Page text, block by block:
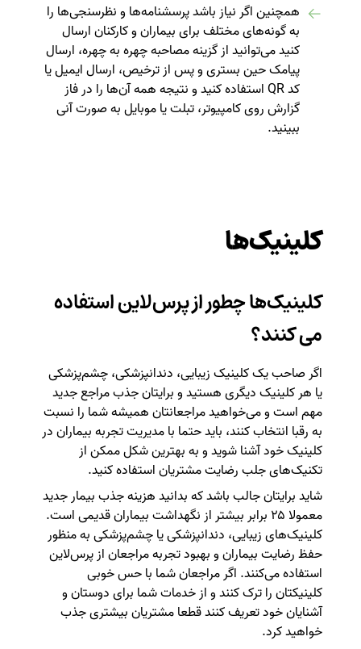
همچنین اگر نیاز باشد پرسشنامه‌ها و نظرسنجی‌ها را
به گونه‌های مختلف برای بیماران و کارکنان ارسال
کنید می‌توانید از گزینه مصاحبه چهره به چهره، ارسال
پیامک حین بستری و پس از ترخیص، ارسال ایمیل یا
کد QR استفاده کنید و نتیجه همه آن‌ها را در فاز
گزارش روی کامپیوتر، تبلت یا موبایل به صورت آنی
ببینید.
کلینیک‌ها
کلینیک‌ها چطور از پرس‌لاین استفاده
می کنند؟
اگر صاحب یک کلینیک زیبایی، دندانپزشکی، چشم‌پزشکی
یا هر کلینیک دیگری هستید و برایتان جذب مراجع جدید
مهم است و می‌خواهید مراجعانتان همیشه شما را نسبت
به رقبا انتخاب کنند، باید حتما با مدیریت تجربه بیماران در
کلینیک خود آشنا شوید و به بهترین شکل ممکن از
تکنیک‌های جلب رضایت مشتریان استفاده کنید.
شاید برایتان جالب باشد که بدانید هزینه جذب بیمار جدید
معمولا ۲۵ برابر بیشتر از نگهداشت بیماران قدیمی است.
کلینیک‌های زیبایی، دندانپزشکی یا چشم‌پزشکی به منظور
حفظ رضایت بیماران و بهبود تجربه مراجعان از پرس‌لاین
استفاده می‌کنند. اگر مراجعان شما با حس خوبی
کلینیکتان را ترک کنند و از خدمات شما برای دوستان و
آشنایان خود تعریف کنند قطعا مشتریان بیشتری جذب
خواهید کرد.